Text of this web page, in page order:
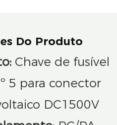
Do Produto
Chave de fusível
5 para conector
DC1500V